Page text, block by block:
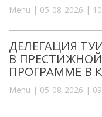
Menu | 05-08-2026 |
ДЕЛЕГАЦИЯ
В
ПРОГРАММЕ В
Menu | 05-08-2026 |